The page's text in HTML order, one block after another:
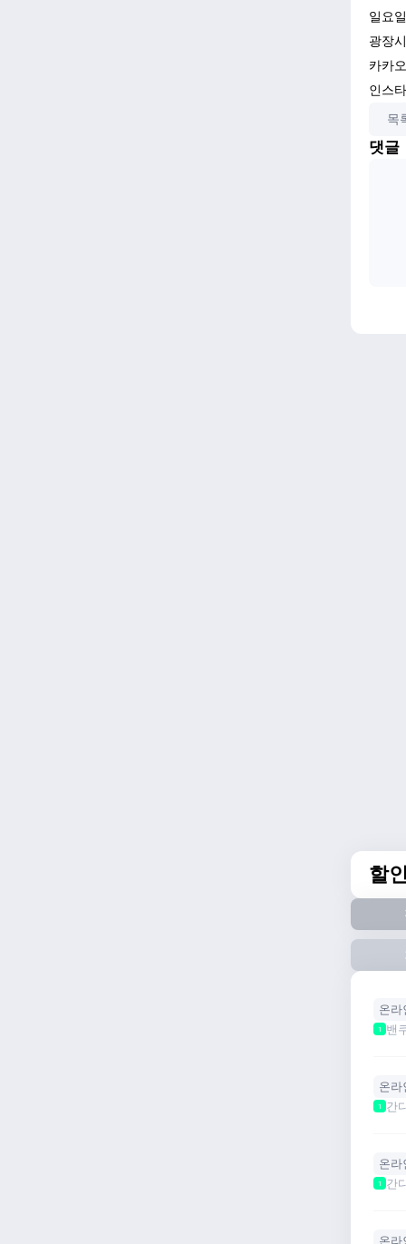
일요
광장
카카
인스
목
댓글
할
온라
1 밴
온라
1 간
온라
1 간
온라